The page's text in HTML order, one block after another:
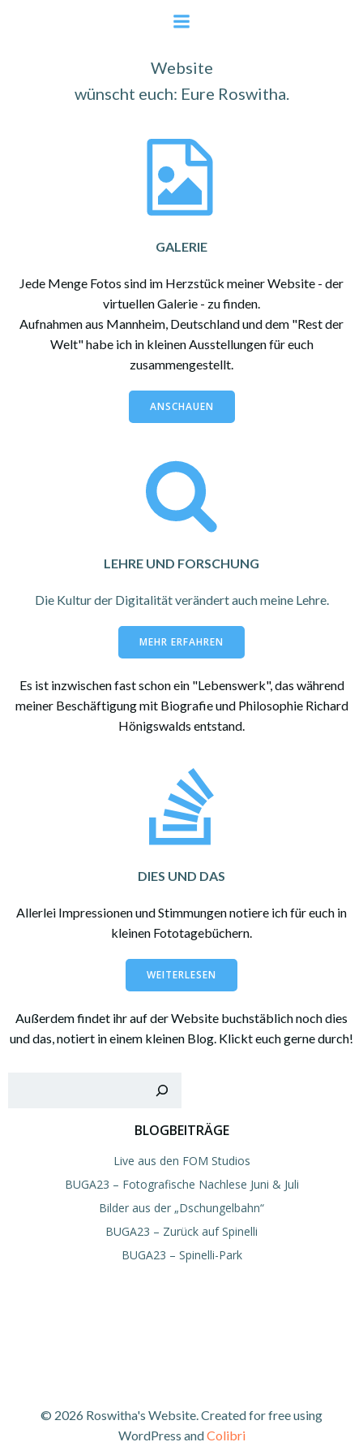
Inhalt
Website
wünscht euch: Eure Roswitha.
GALERIE
Jede Menge Fotos sind im Herzstück meiner Website - der
virtuellen Galerie - zu finden.
Aufnahmen aus Mannheim, Deutschland und dem "Rest der
Welt" habe ich in kleinen Ausstellungen für euch
zusammengestellt.
ANSCHAUEN
LEHRE UND FORSCHUNG
Die Kultur der Digitalität verändert auch meine Lehre.
MEHR ERFAHREN
Es ist inzwischen fast schon ein "Lebenswerk", das während
meiner Beschäftigung mit Biografie und Philosophie Richard
Hönigswalds entstand.
DIES UND DAS
Allerlei Impressionen und Stimmungen notiere ich für euch in
kleinen Fototagebüchern.
WEITERLESEN
Außerdem findet ihr auf der Website buchstäblich noch dies
und das, notiert in einem kleinen Blog. Klickt euch gerne durch!
BLOGBEITRÄGE
Live aus den FOM Studios
BUGA23 – Fotografische Nachlese Juni & Juli
Bilder aus der „Dschungelbahn“
BUGA23 – Zurück auf Spinelli
BUGA23 – Spinelli-Park
© 2026 Roswitha's Website. Created for free using
WordPress andColibri